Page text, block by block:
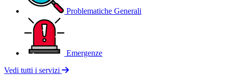
Problematiche Generali
Emergenze
Vedi tutti i servizi